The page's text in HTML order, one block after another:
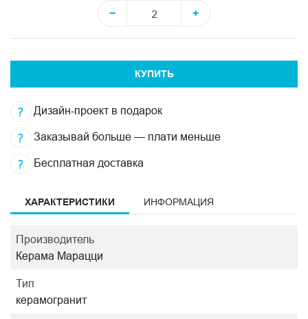
−
+
КУПИТЬ
Дизайн-проект в подарок
Заказывай больше — плати меньше
Бесплатная доставка
ХАРАКТЕРИСТИКИ ИНФОРМАЦИЯ
Производитель
Керама Марацци
Тип
керамогранит